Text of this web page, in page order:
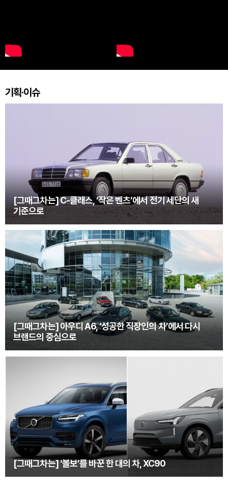
기획·이슈
[그때그차는] C-클래스, ‘작은 벤츠’에서 전기 세단의 새
기준으로
[그때그차는] 아우디 A6, ‘성공한 직장인의 차’에서 다시
브랜드의 중심으로
[그때그차는] ‘볼보’를 바꾼 한 대의 차, XC90